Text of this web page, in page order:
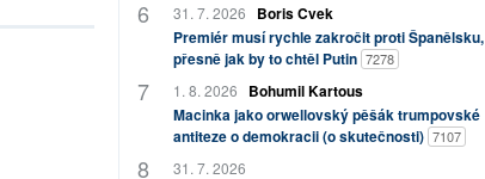
31. 7. 2026
Boris Cvek
Premiér musí rychle zakročit proti Španělsku,
přesně jak by to chtěl Putin 7278
1. 8. 2026
Bohumil Kartous
Macinka jako orwellovský pěšák trumpovské
antiteze o demokracii (o skutečnosti) 7107
31. 7. 2026